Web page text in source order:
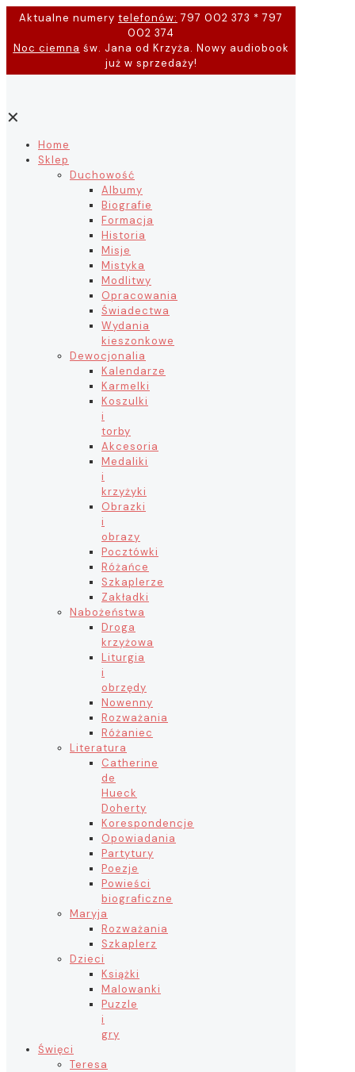
Aktualne numery telefonów: 797 002 373 * 797
002 374
Noc ciemna św. Jana od Krzyża. Nowy audiobook
już w sprzedaży!
✕
Home
Sklep
Duchowość
Albumy
Biografie
Formacja
Historia
Misje
Mistyka
Modlitwy
Opracowania
Świadectwa
Wydania
kieszonkowe
Dewocjonalia
Kalendarze
Karmelki
Koszulki
i
torby
Akcesoria
Medaliki
i
krzyżyki
Obrazki
i
obrazy
Pocztówki
Różańce
Szkaplerze
Zakładki
Nabożeństwa
Droga
krzyżowa
Liturgia
i
obrzędy
Nowenny
Rozważania
Różaniec
Literatura
Catherine
de
Hueck
Doherty
Korespondencje
Opowiadania
Partytury
Poezje
Powieści
biograficzne
Maryja
Rozważania
Szkaplerz
Dzieci
Książki
Malowanki
Puzzle
i
gry
Święci
Teresa